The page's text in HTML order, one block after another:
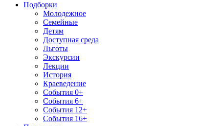
Подборки
Молодежное
Семейные
Детям
Доступная среда
Льготы
Экскурсии
Лекции
История
Краеведение
События 0+
События 6+
События 12+
События 16+